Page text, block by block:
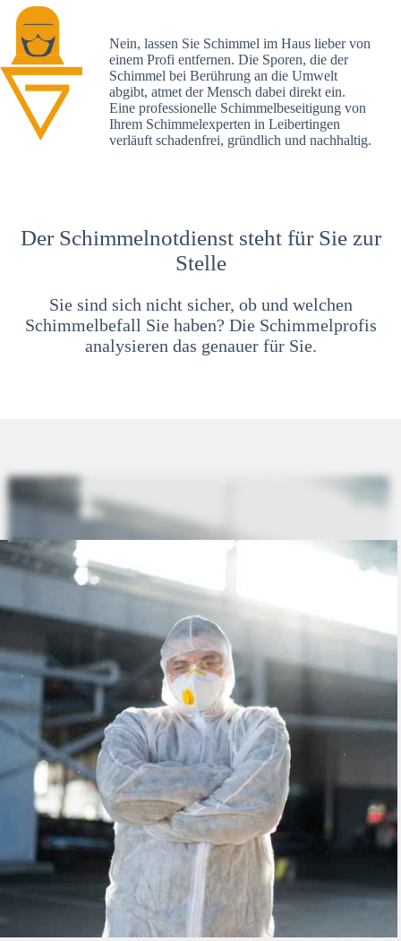
Nein, lassen Sie Schimmel im Haus lieber von
einem Profi entfernen. Die Sporen, die der
Schimmel bei Berührung an die Umwelt
abgibt, atmet der Mensch dabei direkt ein.
Eine professionelle Schimmelbeseitigung von
Ihrem Schimmelexperten in Leibertingen
verläuft schadenfrei, gründlich und nachhaltig.
Der Schimmelnotdienst steht für Sie zur
Stelle
Sie sind sich nicht sicher, ob und welchen
Schimmelbefall Sie haben? Die Schimmelprofis
analysieren das genauer für Sie.